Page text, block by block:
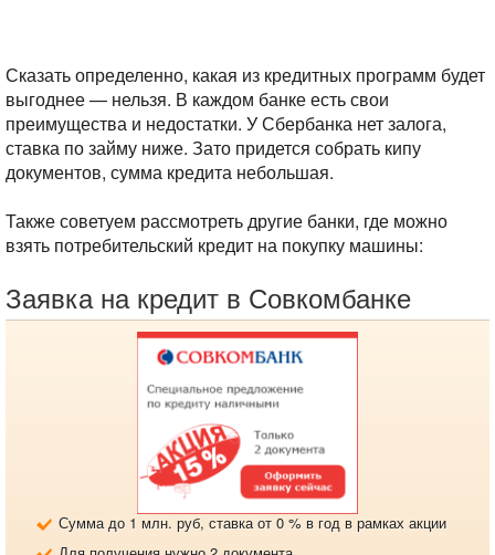
Сказать определенно, какая из кредитных программ будет
выгоднее — нельзя. В каждом банке есть свои
преимущества и недостатки. У Сбербанка нет залога,
ставка по займу ниже. Зато придется собрать кипу
документов, сумма кредита небольшая.
Также советуем рассмотреть другие банки, где можно
взять потребительский кредит на покупку машины:
Заявка на кредит в Совкомбанке
Сумма до 1 млн. руб, ставка от 0 % в год в рамках акции